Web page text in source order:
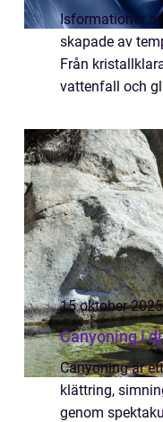
Isformationer
skapade av
Från
vattenfall och
15 oktober 2025
Canyoning i
Canyoning är
klättring,
genom